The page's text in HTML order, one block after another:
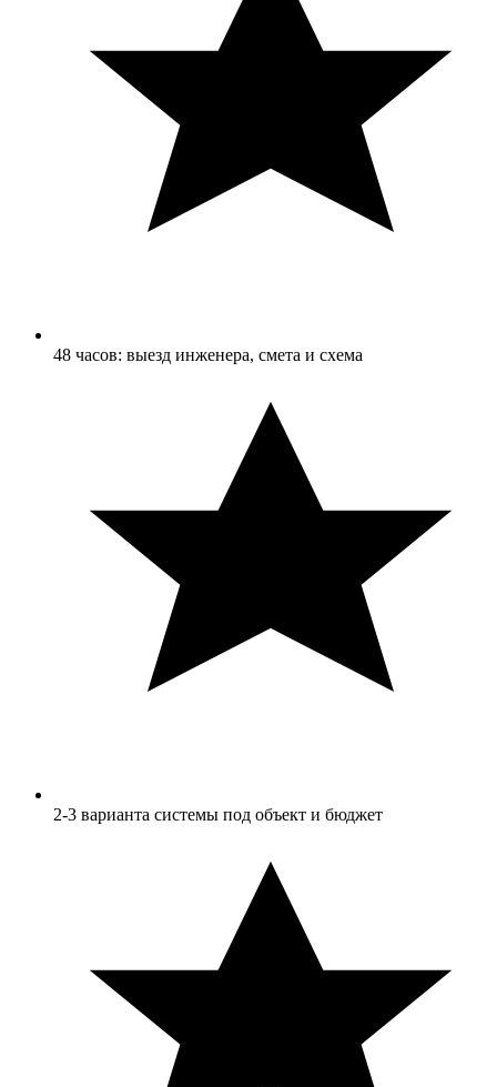
48 часов: выезд инженера, смета и схема
2-3 варианта системы под объект и бюджет